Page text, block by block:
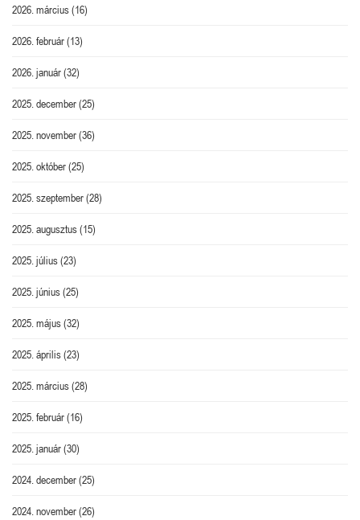
2026. március(16)
2026. február(13)
2026. január(32)
2025. december(25)
2025. november(36)
2025. október(25)
2025. szeptember(28)
2025. augusztus(15)
2025. július(23)
2025. június(25)
2025. május(32)
2025. április(23)
2025. március(28)
2025. február(16)
2025. január(30)
2024. december(25)
2024. november(26)